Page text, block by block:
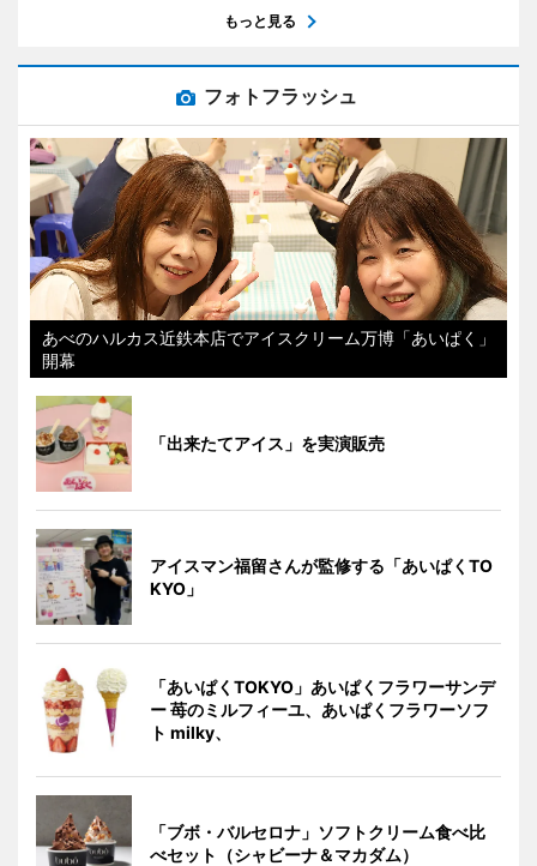
もっと見る
フォトフラッシュ
あべのハルカス近鉄本店でアイスクリーム万博「あいぱく」
開幕
「出来たてアイス」を実演販売
アイスマン福留さんが監修する「あいぱくTO
KYO」
「あいぱくTOKYO」あいぱくフラワーサンデ
ー 苺のミルフィーユ、あいぱくフラワーソフ
ト milky、
「ブボ・バルセロナ」ソフトクリーム食べ比
べセット（シャビーナ＆マカダム）